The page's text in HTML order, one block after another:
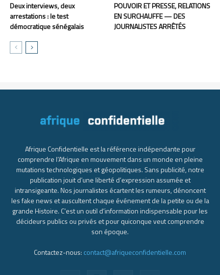
Deux interviews, deux
arrestations : le test
démocratique sénégalais
POUVOIR ET PRESSE, RELATIONS
EN SURCHAUFFE — DES
JOURNALISTES ARRÊTÉS
Afrique Confidentielle est la référence indépendante pour
comprendre l’Afrique en mouvement dans un monde en pleine
mutations technologiques et géopolitiques. Sans publicité, notre
publication jouit d’une liberté d’expression assumée et
intransigeante. Nos journalistes écartent les rumeurs, dénoncent
les fake news et auscultent chaque événement de la petite ou de la
grande Histoire. C’est un outil d’information indispensable pour les
décideurs publics ou privés et pour quiconque veut comprendre
son époque.
Contactez-nous: contact@afriqueconfidentielle.com